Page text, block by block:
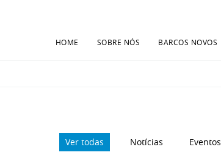
HOME SOBRE NÓS BARCOS NOVOS
Ver todas Notícias Eventos